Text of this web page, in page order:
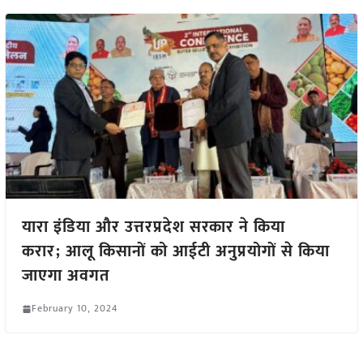
यारा इंडिया और उत्तरप्रदेश सरकार ने किया
करार; आलू किसानों को आईटी अनुप्रयोगों से किया
जाएगा अवगत
February 10, 2024